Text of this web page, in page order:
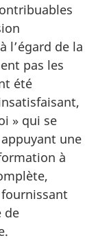
l’égard de la
pas les
été
» qui se
une
à
de